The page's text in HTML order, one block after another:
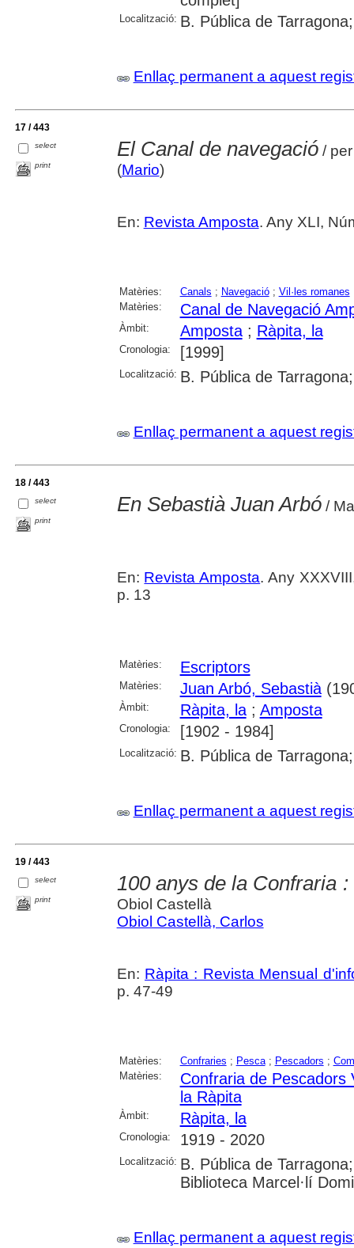
Localització: B. Pública de
Enllaç permanent a aquest
17 / 443
select
print
El Canal de navegació/ per
(Mario)
En: Revista Amposta. Any XLI,
Matèries: Canals ; Navegació; Vil·les romanes
Matèries:
Canal de Navegació
Àmbit: Amposta; Ràpita, la
Cronologia: [1999]
Localització: B. Pública de
Enllaç permanent a aquest
18 / 443
select
print
En Sebastià Juan Arbó/
En: Revista Amposta. Any
p. 13
Matèries: Escriptors
Matèries: Juan Arbó, Sebastià
Àmbit: Ràpita, la; Amposta
Cronologia: [1902 - 1984]
Localització: B. Pública de
Enllaç permanent a aquest
19 / 443
select
print
100 anys de la Confraria
Obiol Castellà
Obiol Castellà, Carlos
En: Ràpita : Revista Mensual
p. 47-49
Matèries: Confraries ; Pesca; Pescadors ;
Matèries:
Confraria de Pescadors
la Ràpita
Àmbit: Ràpita, la
Cronologia: 1919 - 2020
Localització: B. Pública de
Biblioteca Marcel·lí
Enllaç permanent a aquest